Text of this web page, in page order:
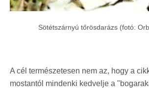
Sötétszárnyú tőrösdarázs (fotó:
A cél természetesen nem az, hogy a
mostantól mindenki kedvelje a